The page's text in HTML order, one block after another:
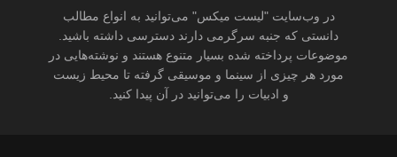
در وب‌سایت "لیست میکس" می‌توانید به انواع مطالب
دانستی که جنبه سرگرمی دارند دسترسی داشته باشید.
موضوعات پرداخته شده بسیار متنوع هستند و نوشته‌هایی در
مورد هر چیزی از سینما و موسیقی گرفته تا محیط زیست
و ادبیات را می‌توانید در آن پیدا کنید.